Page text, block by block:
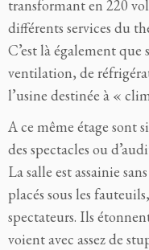
transformant en 220
différents services du
C’est là également que
ventilation, de
l’usine destinée à «
A ce même étage sont
des spectacles ou
La salle est assainie
placés sous les
spectateurs. Ils
voient avec assez de